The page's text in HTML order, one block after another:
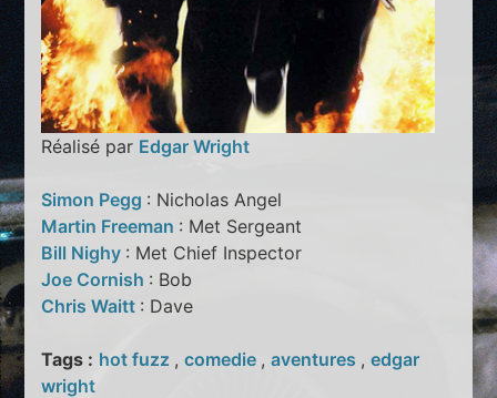
Réalisé par Edgar Wright
Simon Pegg : Nicholas Angel
Martin Freeman : Met Sergeant
Bill Nighy : Met Chief Inspector
Joe Cornish : Bob
Chris Waitt : Dave
Tags : hot fuzz ,comedie ,aventures ,edgar
wright